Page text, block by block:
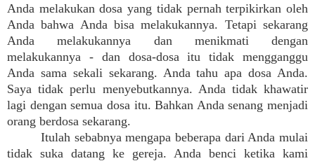
Anda melakukan dosa yang tidak pernah terpikirkan oleh
Anda bahwa Anda bisa melakukannya. Tetapi sekarang
Anda melakukannya dan menikmati dengan
melakukannya - dan dosa-dosa itu tidak mengganggu
Anda sama sekali sekarang. Anda tahu apa dosa Anda.
Saya tidak perlu menyebutkannya. Anda tidak khawatir
lagi dengan semua dosa itu. Bahkan Anda senang menjadi
orang berdosa sekarang.
Itulah sebabnya mengapa beberapa dari Anda mulai
tidak suka datang ke gereja. Anda benci ketika kami